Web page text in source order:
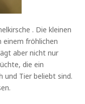
. Die kleinen
einem fröhlichen
aber nicht nur
die ein
und Tier beliebt sind.